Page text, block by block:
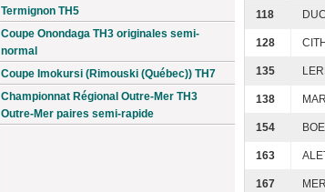
Termignon TH5
Coupe Onondaga TH3 originales semi-
normal
Coupe Imokursi (Rimouski (Québec)) TH7
Championnat Régional Outre-Mer TH3
Outre-Mer paires semi-rapide
118
128
135
138
154
163
167